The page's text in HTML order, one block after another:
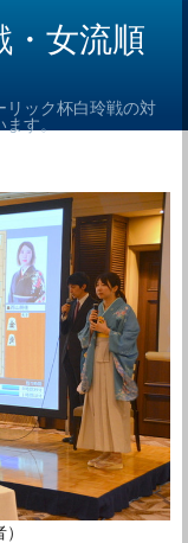
・女流順
リック杯白玲戦の対
す。